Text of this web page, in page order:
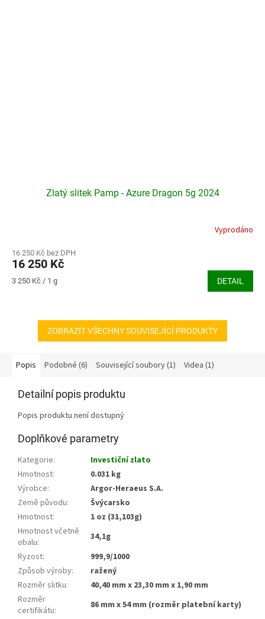
Zlatý slitek Pamp - Azure Dragon 5g 2024
Vyprodáno
16 250 Kč bez DPH
16 250 Kč
Měrná
3 250 Kč / 1 g DETAIL
ZOBRAZIT VŠECHNY SOUVISEJÍCÍ PRODUKTY
Popis Podobné (6) Související soubory (1) Videa (1)
Detailní popis produktu
Popis produktu není dostupný
Doplňkové parametry
Kategorie:
Investiční zlato
Hmotnost:
0.031 kg
Výrobce:
Argor-Heraeus S.A.
Země původu:
Švýcarsko
Hmotnost:
1 oz (31,103g)
Hmotnost včetně
obalu:
34,1g
Ryzost:
999,9/1000
Způsob výroby:
ražený
Rozměr slitku:
40,40 mm x 23,30 mm x 1,90 mm
Rozměr
certifikátu:
86 mm x 54 mm (rozměr platební karty)